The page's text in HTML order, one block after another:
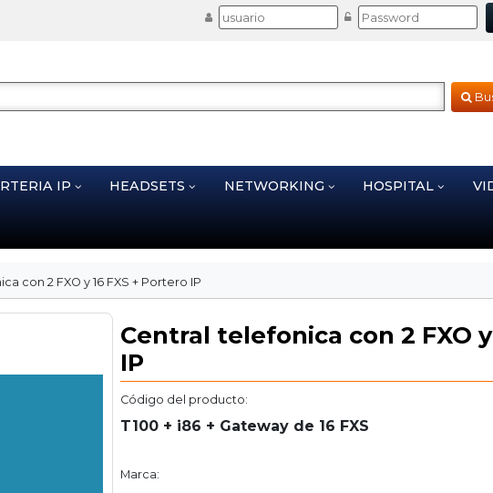
IP HEADSETS NETWORKING HOSPITAL
con 2 FXO y 16 FXS + Portero IP
Central telefonica con 2 FXO y
IP
Código del producto:
T100 + i86 + Gateway de 16 FXS
Marca: